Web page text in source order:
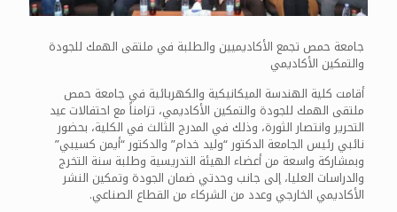
جامعة حمص تجمع الأكاديميين والطلبة في ملتقى الهمك للجودة
والتمكين الأكاديمي
أقامت كلية الهندسة الميكانيكية والكهربائية في جامعة حمص
ملتقى الهمك للجودة والتمكين الأكاديمي، تزامناً مع احتفالات عيد
التحرير وانتصار الثورة، وذلك في المدرج الثالث في الكلية، بحضور
نائبي رئيس الجامعة الدكتور “وليد خدام” والدكتور “أيمن كسيبي”
وبمشاركة واسعة من أعضاء الهيئة التدريسية وطلبة سنة التخرج
والدراسات العليا، إلى جانب وحدتي ضمان الجودة وتمكين النشر
الأكاديمي الخارجي وعدد من الشركاء من القطاع الصناعي.